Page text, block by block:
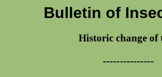
Bulletin of
Historic change of
---------------